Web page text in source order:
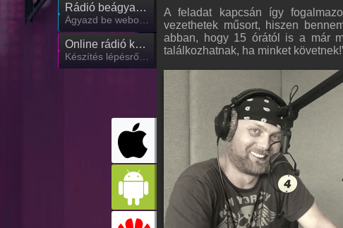
Rádió beágyazás
Online rádió készítés
A feladat kapcsán így
vezethetek műsort, hiszen
abban, hogy 15 órától is a már
találkozhatnak, ha minket